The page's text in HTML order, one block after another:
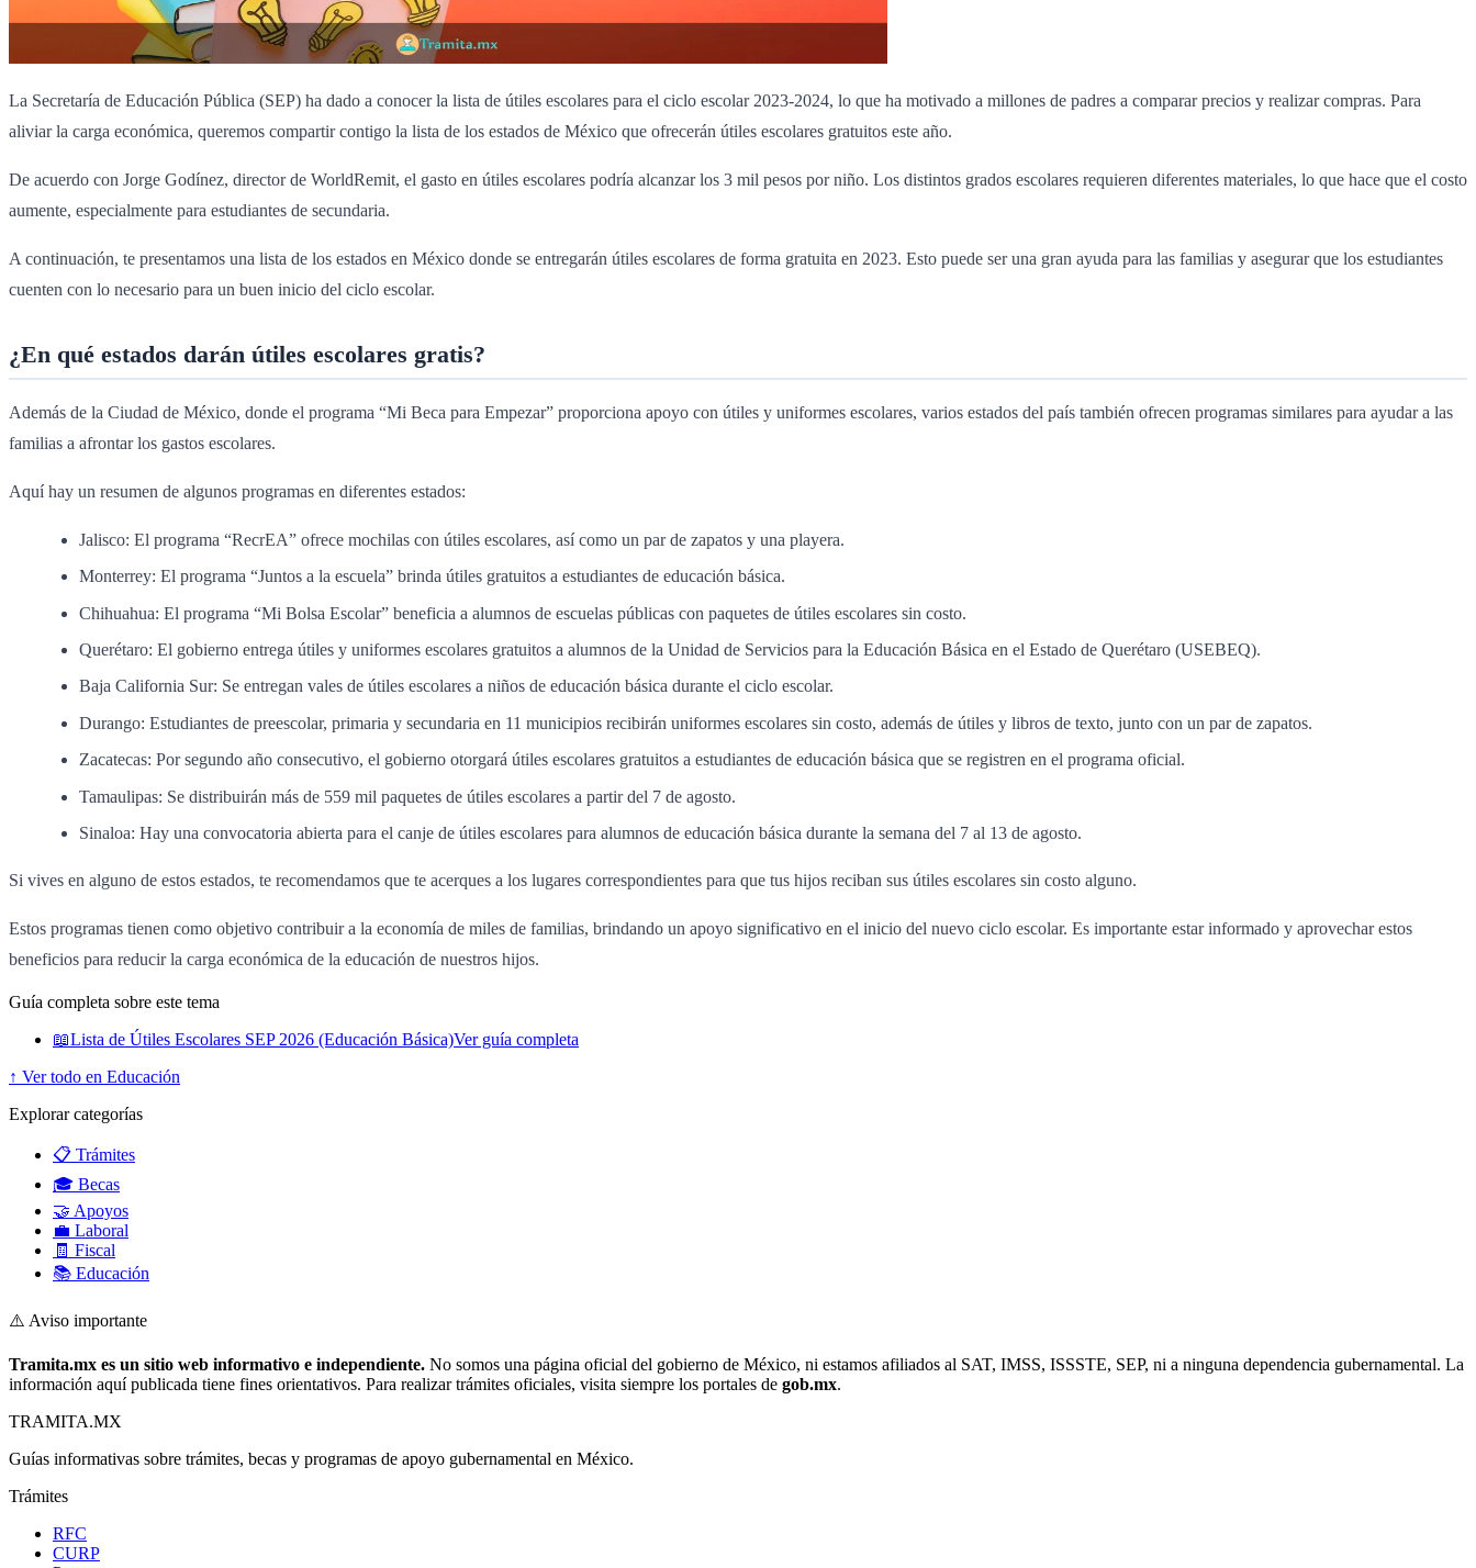
La Secretaría de Educación Pública (SEP) ha dado a conocer la lista de útiles escolares para el ciclo escolar 2023-2024, lo que ha motivado a millones de padres a comparar precios y realizar compras. Para
aliviar la carga económica, queremos compartir contigo la lista de los estados de México que ofrecerán útiles escolares gratuitos este año.
De acuerdo con Jorge Godínez, director de WorldRemit, el gasto en útiles escolares podría alcanzar los 3 mil pesos por niño. Los distintos grados escolares requieren diferentes materiales, lo que hace que el costo
aumente, especialmente para estudiantes de secundaria.
A continuación, te presentamos una lista de los estados en México donde se entregarán útiles escolares de forma gratuita en 2023. Esto puede ser una gran ayuda para las familias y asegurar que los estudiantes
cuenten con lo necesario para un buen inicio del ciclo escolar.
¿En qué estados darán útiles escolares gratis?
Además de la Ciudad de México, donde el programa “Mi Beca para Empezar” proporciona apoyo con útiles y uniformes escolares, varios estados del país también ofrecen programas similares para ayudar a las
familias a afrontar los gastos escolares.
Aquí hay un resumen de algunos programas en diferentes estados:
Jalisco: El programa “RecrEA” ofrece mochilas con útiles escolares, así como un par de zapatos y una playera.
Monterrey: El programa “Juntos a la escuela” brinda útiles gratuitos a estudiantes de educación básica.
Chihuahua: El programa “Mi Bolsa Escolar” beneficia a alumnos de escuelas públicas con paquetes de útiles escolares sin costo.
Querétaro: El gobierno entrega útiles y uniformes escolares gratuitos a alumnos de la Unidad de Servicios para la Educación Básica en el Estado de Querétaro (USEBEQ).
Baja California Sur: Se entregan vales de útiles escolares a niños de educación básica durante el ciclo escolar.
Durango: Estudiantes de preescolar, primaria y secundaria en 11 municipios recibirán uniformes escolares sin costo, además de útiles y libros de texto, junto con un par de zapatos.
Zacatecas: Por segundo año consecutivo, el gobierno otorgará útiles escolares gratuitos a estudiantes de educación básica que se registren en el programa oficial.
Tamaulipas: Se distribuirán más de 559 mil paquetes de útiles escolares a partir del 7 de agosto.
Sinaloa: Hay una convocatoria abierta para el canje de útiles escolares para alumnos de educación básica durante la semana del 7 al 13 de agosto.
Si vives en alguno de estos estados, te recomendamos que te acerques a los lugares correspondientes para que tus hijos reciban sus útiles escolares sin costo alguno.
Estos programas tienen como objetivo contribuir a la economía de miles de familias, brindando un apoyo significativo en el inicio del nuevo ciclo escolar. Es importante estar informado y aprovechar estos
beneficios para reducir la carga económica de la educación de nuestros hijos.
Guía completa sobre este tema
📖Lista de Útiles Escolares SEP 2026 (Educación Básica)Ver guía completa
↑ Ver todo en Educación
Explorar categorías
📋 Trámites
🎓 Becas
🤝 Apoyos
💼 Laboral
🧾 Fiscal
📚 Educación
⚠️ Aviso importante
Tramita.mx es un sitio web informativo e independiente. No somos una página oficial del gobierno de México, ni estamos afiliados al SAT, IMSS, ISSSTE, SEP, ni a ninguna dependencia gubernamental. La
información aquí publicada tiene fines orientativos. Para realizar trámites oficiales, visita siempre los portales de gob.mx.
TRAMITA.MX
Guías informativas sobre trámites, becas y programas de apoyo gubernamental en México.
Trámites
RFC
CURP